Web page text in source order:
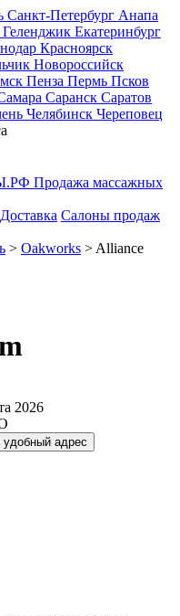
Санкт-Петербург Анапа
Геленджик Екатеринбург
Красноярск
Новороссийск
Пенза Пермь Псков
Саранск Саратов
Челябинск Череповец
Доставка Салоны продаж
> Oakworks > Alliance
2026
удобный адрес